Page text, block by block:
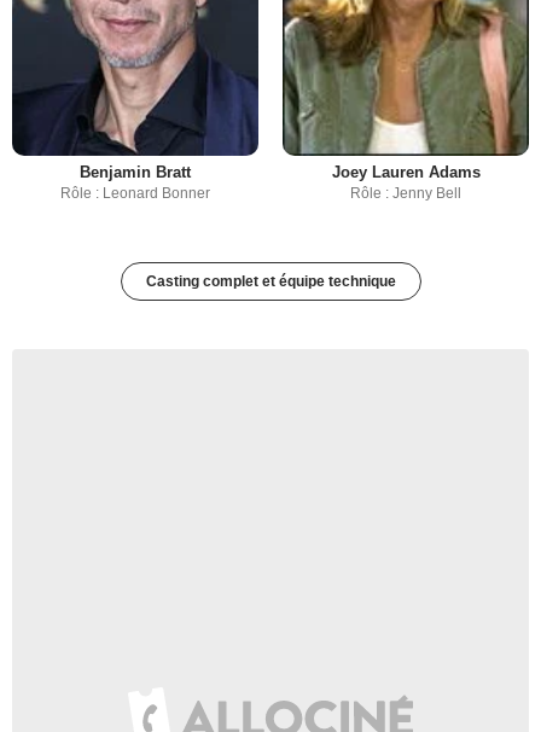
Benjamin Bratt
Rôle : Leonard Bonner
Joey Lauren Adams
Rôle : Jenny Bell
Casting complet et équipe technique